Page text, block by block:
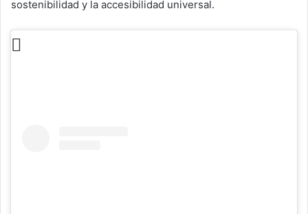
sostenibilidad y la accesibilidad universal.